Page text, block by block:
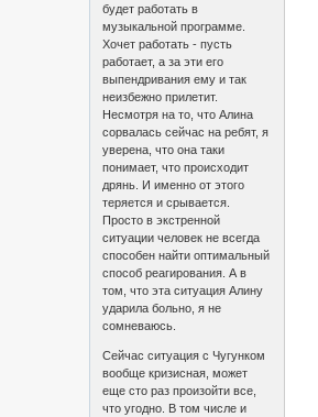
будет работать в
музыкальной программе.
Хочет работать - пусть
работает, а за эти его
выпендривания ему и так
неизбежно прилетит.
Несмотря на то, что Алина
сорвалась сейчас на ребят, я
уверена, что она таки
понимает, что происходит
дрянь. И именно от этого
теряется и срывается.
Просто в экстренной
ситуации человек не всегда
способен найти оптимальный
способ реагирования. А в
том, что эта ситуация Алину
ударила больно, я не
сомневаюсь.
Сейчас ситуация с Чугунком
вообще кризисная, может
еще сто раз произойти все,
что угодно. В том числе и